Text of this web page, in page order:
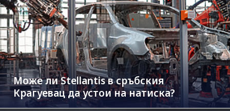
Може ли Stellantis в сръбския
Крагуевац да устои на натиска?